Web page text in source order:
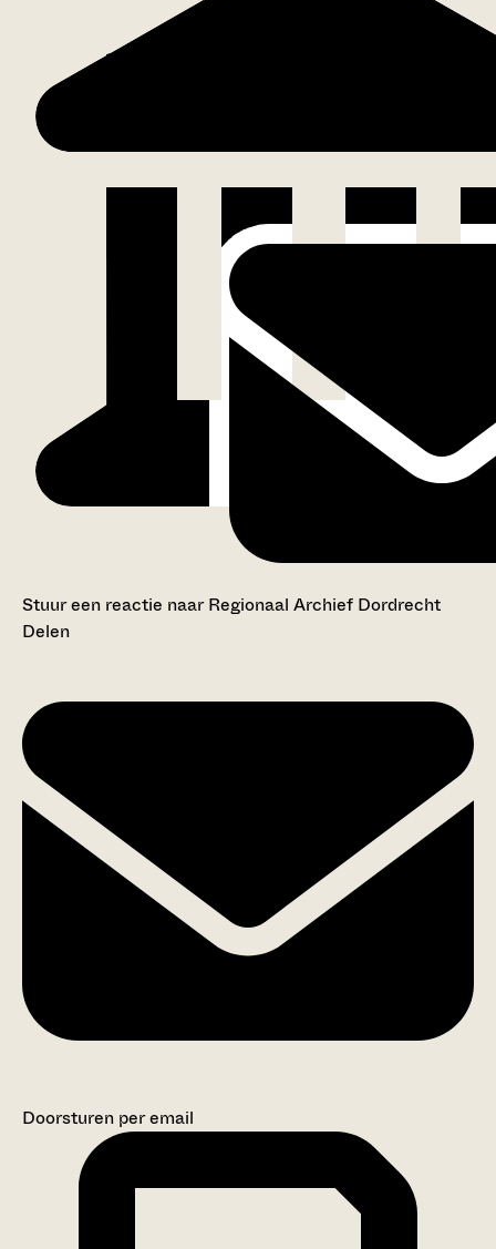
Stuur een reactie naar Regionaal Archief Dordrecht
Delen
Doorsturen per email